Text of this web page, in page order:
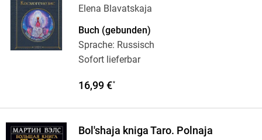
Elena Blavatskaja
Buch (gebunden)
Sprache: Russisch
Sofort lieferbar
16,99 €*
Bol'shaja kniga Taro. Polnaja